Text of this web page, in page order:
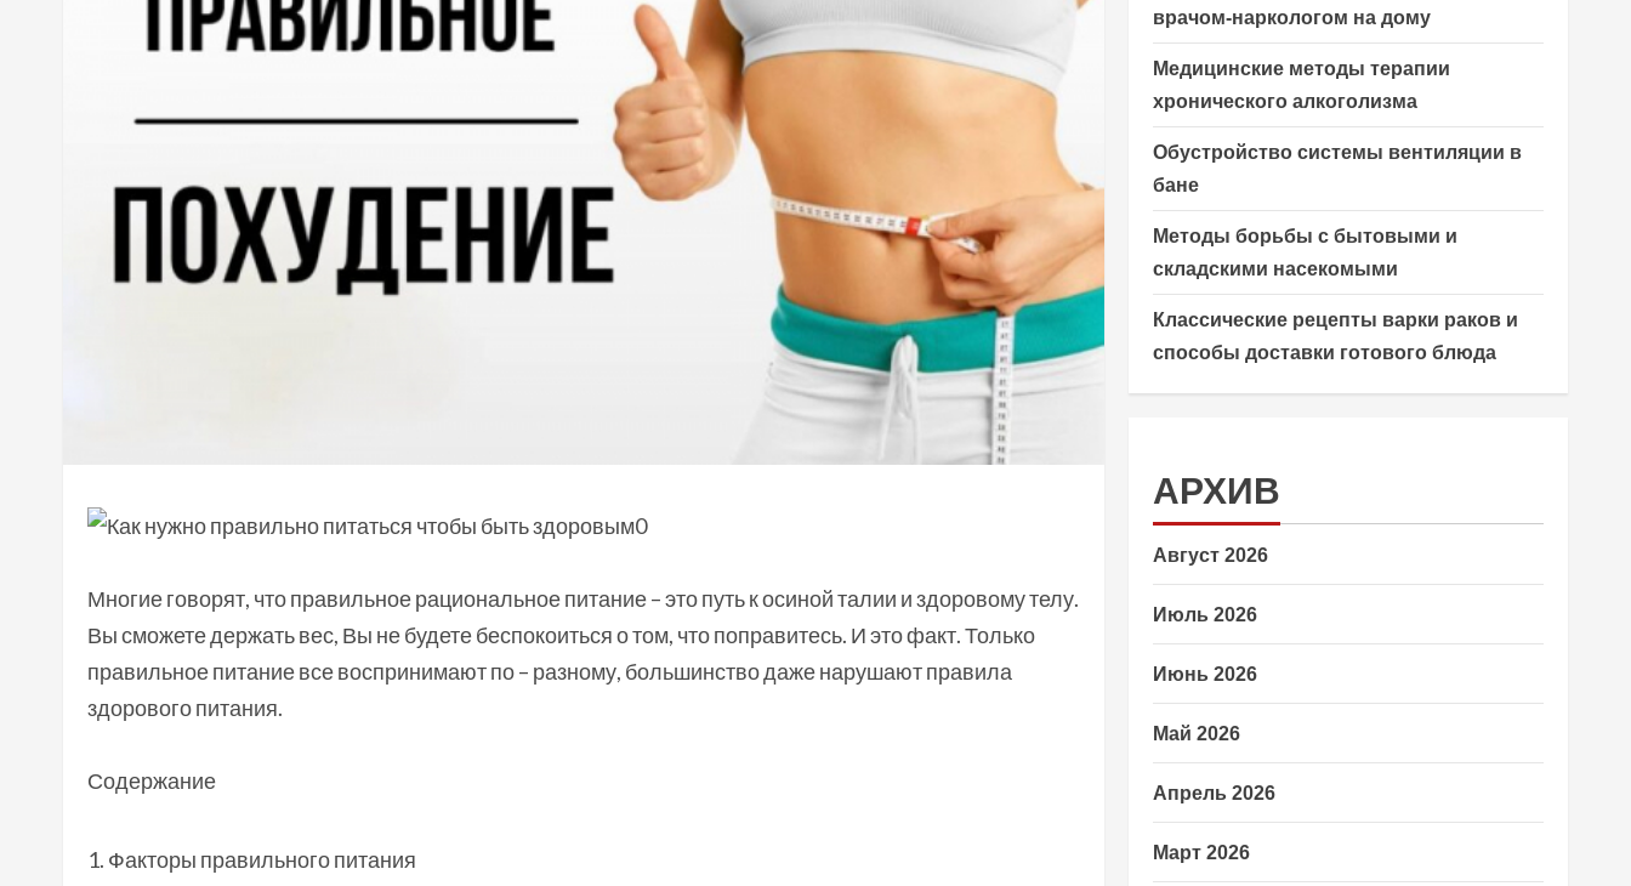
Многие говорят, что правильное рациональное питание – это путь к осиной талии и здоровому телу.
Вы сможете держать вес, Вы не будете беспокоиться о том, что поправитесь. И это факт. Только
правильное питание все воспринимают по – разному, большинство даже нарушают правила
здорового питания.
Содержание
Факторы правильного питания
врачом-наркологом на дому
Медицинские методы терапии
хронического алкоголизма
Обустройство системы вентиляции в
бане
Методы борьбы с бытовыми и
складскими насекомыми
Классические рецепты варки раков и
способы доставки готового блюда
АРХИВ
Август 2026
Июль 2026
Июнь 2026
Май 2026
Апрель 2026
Март 2026